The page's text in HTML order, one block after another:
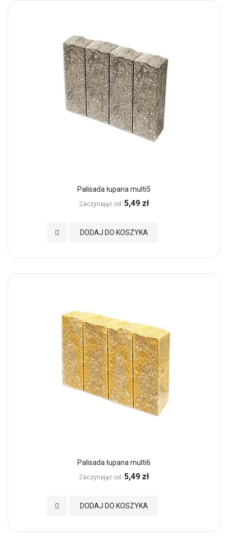
Palisada łupana multi5
Zaczynając od 5,49 zł
DODAJ DO KOSZYKA
Dodaj do Ulubionych
Palisada łupana multi6
Zaczynając od 5,49 zł
DODAJ DO KOSZYKA
Dodaj do Ulubionych